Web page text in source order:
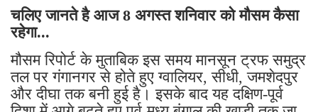
चलिए जानते है आज 8 अगस्त शनिवार को मौसम कैसा
रहेगा...
मौसम रिपोर्ट के मुताबिक इस समय मानसून ट्रफ समुद्र
तल पर गंगानगर से होते हुए ग्वालियर, सीधी, जमशेदपुर
और दीघा तक बनी हुई है। इसके बाद यह दक्षिण-पूर्व